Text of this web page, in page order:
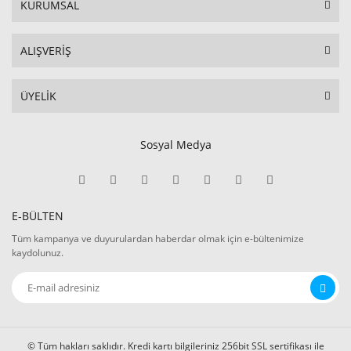
KURUMSAL
ALIŞVERİŞ
ÜYELİK
Sosyal Medya
E-BÜLTEN
Tüm kampanya ve duyurulardan haberdar olmak için e-bültenimize
kaydolunuz.
© Tüm hakları saklıdır. Kredi kartı bilgileriniz 256bit SSL sertifikası ile